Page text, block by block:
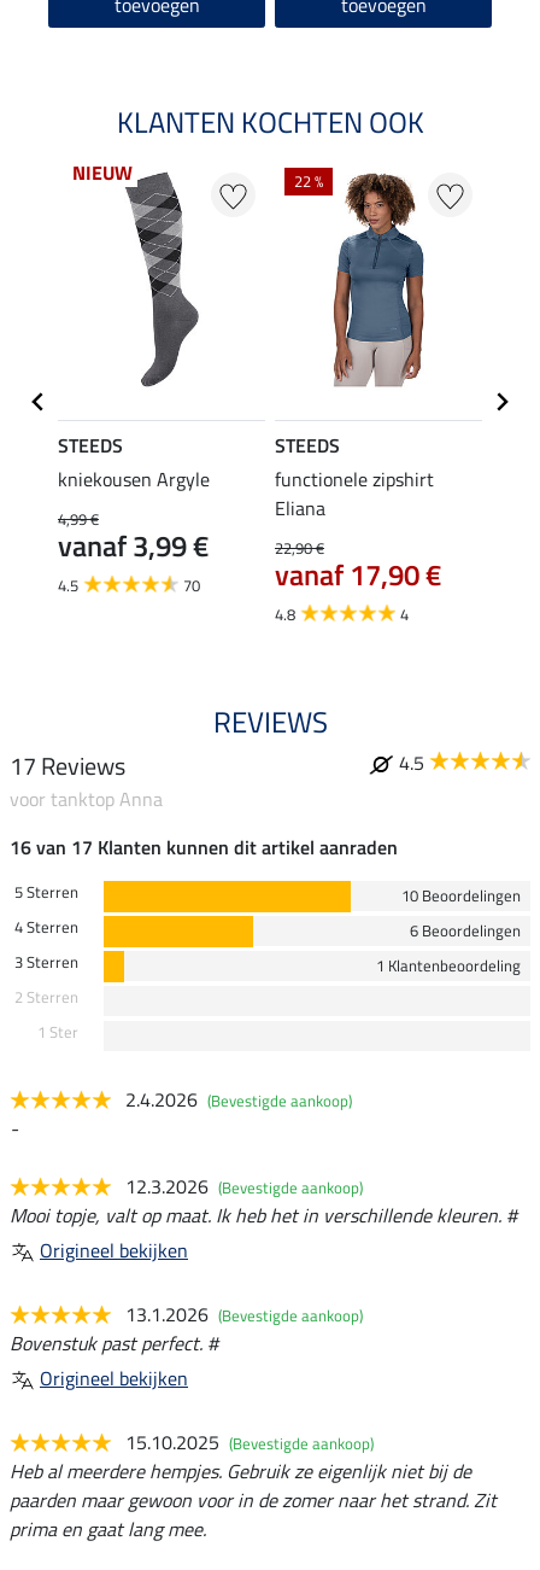
KLANTEN KOCHTEN OOK
NIEUW
STEEDS
kniekousen Argyle
4,99 €
vanaf 3,99 €
4.5 70
22 %
STEEDS
functionele zipshirt
Eliana
22,90 €
vanaf 17,90 €
4.8 4
REVIEWS
17 Reviews
4.5
voor tanktop Anna
16 van 17 Klanten kunnen dit artikel aanraden
5 Sterren
10 Beoordelingen
4 Sterren
6 Beoordelingen
3 Sterren
1 Klantenbeoordeling
2 Sterren
1 Ster
2.4.2026 (Bevestigde aankoop)
-
12.3.2026 (Bevestigde aankoop)
Mooi topje, valt op maat. Ik heb het in verschillende kleuren. #
Origineel bekijken
13.1.2026 (Bevestigde aankoop)
Bovenstuk past perfect. #
Origineel bekijken
15.10.2025 (Bevestigde aankoop)
Heb al meerdere hempjes. Gebruik ze eigenlijk niet bij de
paarden maar gewoon voor in de zomer naar het strand. Zit
prima en gaat lang mee.